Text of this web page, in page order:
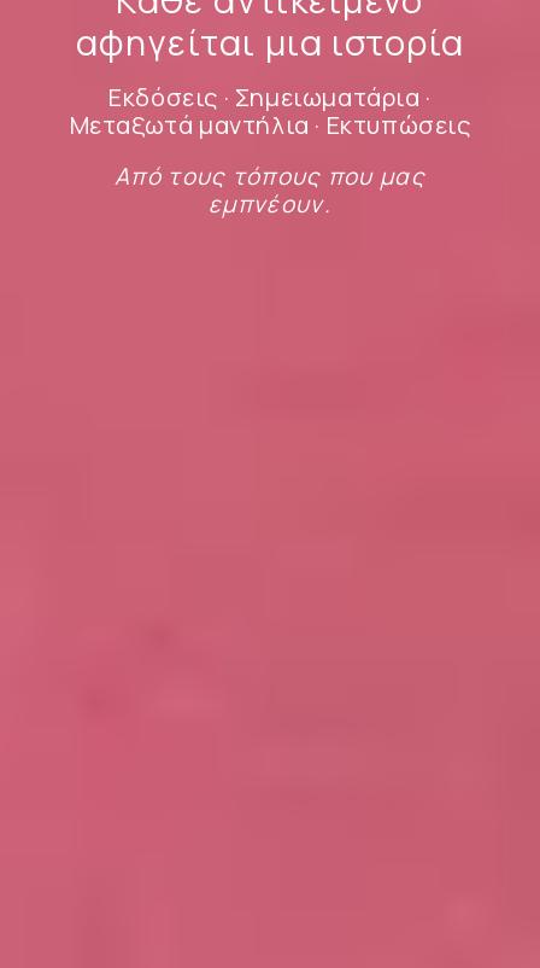
αφηγείται μια ιστορία
Εκδόσεις · Σημειωματάρια ·
Μεταξωτά μαντήλια · Εκτυπώσεις
Από τους τόπους που μας
εμπνέουν.